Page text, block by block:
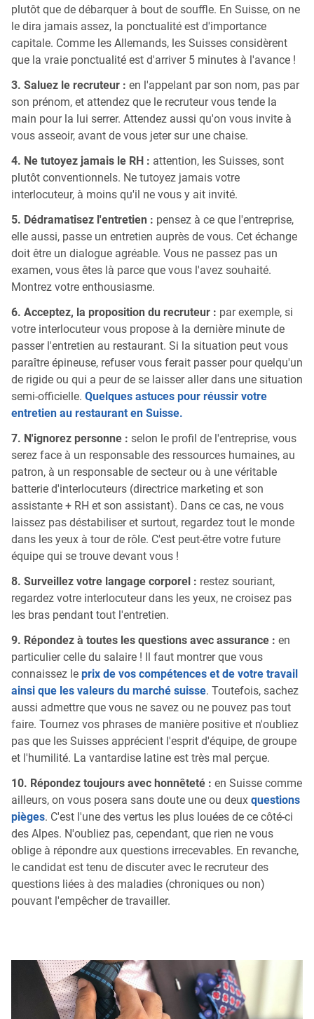
plutôt que de débarquer à bout de souffle. En Suisse, on ne
le dira jamais assez, la ponctualité est d'importance
capitale. Comme les Allemands, les Suisses considèrent
que la vraie ponctualité est d'arriver 5 minutes à l'avance !
3. Saluez le recruteur : en l'appelant par son nom, pas par
son prénom, et attendez que le recruteur vous tende la
main pour la lui serrer. Attendez aussi qu'on vous invite à
vous asseoir, avant de vous jeter sur une chaise.
4. Ne tutoyez jamais le RH : attention, les Suisses, sont
plutôt conventionnels. Ne tutoyez jamais votre
interlocuteur, à moins qu'il ne vous y ait invité.
5. Dédramatisez l'entretien : pensez à ce que l'entreprise,
elle aussi, passe un entretien auprès de vous. Cet échange
doit être un dialogue agréable. Vous ne passez pas un
examen, vous êtes là parce que vous l'avez souhaité.
Montrez votre enthousiasme.
6. Acceptez, la proposition du recruteur : par exemple, si
votre interlocuteur vous propose à la dernière minute de
passer l'entretien au restaurant. Si la situation peut vous
paraître épineuse, refuser vous ferait passer pour quelqu'un
de rigide ou qui a peur de se laisser aller dans une situation
semi-officielle. Quelques astuces pour réussir votre
entretien au restaurant en Suisse.
7. N'ignorez personne : selon le profil de l'entreprise, vous
serez face à un responsable des ressources humaines, au
patron, à un responsable de secteur ou à une véritable
batterie d'interlocuteurs (directrice marketing et son
assistante + RH et son assistant). Dans ce cas, ne vous
laissez pas déstabiliser et surtout, regardez tout le monde
dans les yeux à tour de rôle. C'est peut-être votre future
équipe qui se trouve devant vous !
8. Surveillez votre langage corporel : restez souriant,
regardez votre interlocuteur dans les yeux, ne croisez pas
les bras pendant tout l'entretien.
9. Répondez à toutes les questions avec assurance : en
particulier celle du salaire ! Il faut montrer que vous
connaissez le prix de vos compétences et de votre travail
ainsi que les valeurs du marché suisse. Toutefois, sachez
aussi admettre que vous ne savez ou ne pouvez pas tout
faire. Tournez vos phrases de manière positive et n'oubliez
pas que les Suisses apprécient l'esprit d'équipe, de groupe
et l'humilité. La vantardise latine est très mal perçue.
10. Répondez toujours avec honnêteté : en Suisse comme
ailleurs, on vous posera sans doute une ou deux questions
pièges. C'est l'une des vertus les plus louées de ce côté-ci
des Alpes. N'oubliez pas, cependant, que rien ne vous
oblige à répondre aux questions irrecevables. En revanche,
le candidat est tenu de discuter avec le recruteur des
questions liées à des maladies (chroniques ou non)
pouvant l'empêcher de travailler.